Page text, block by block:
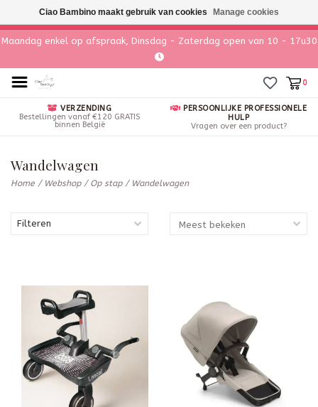
Maandag enkel op afspraak, Dinsdag - Zaterdag open van 10 - 17u30
0
VERZENDING
Bestellingen vanaf €120 GRATIS
binnen België
PERSOONLIJKE PROFESSIONELE
HULP
Vragen over een product?
Wandelwagen
Home / Webshop/ Op stap/ Wandelwagen
Filteren
Ciao Bambino maakt gebruik van cookies Manage cookies